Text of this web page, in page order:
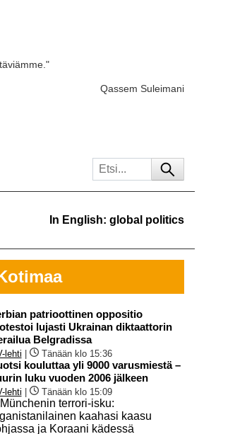
Qassem Suleimani
In English: global politics
patrioottinen oppositio
lujasti Ukrainan diktaattorin
Belgradissa
lehti Tänään klo 15:36
kouluttaa yli 9000 varusmiestä –
luku vuoden 2006 jälkeen
lehti Tänään klo 15:09